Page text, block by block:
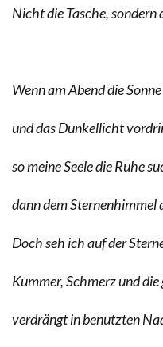
Nicht die Tasche, sondern
Wenn am Abend die
und das Dunkellicht
so meine Seele die Ruhe
dann dem Sternenhimmel
Doch seh ich auf der
Kummer, Schmerz und die
verdrängt in benutzten